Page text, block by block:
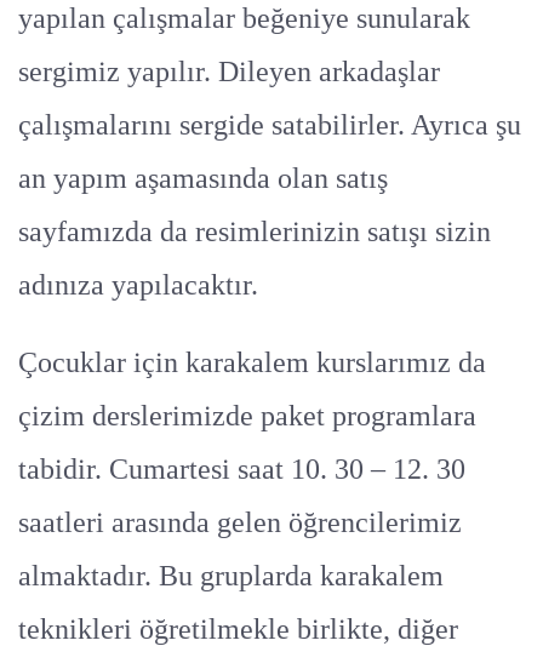
yapılan çalışmalar beğeniye sunularak
sergimiz yapılır. Dileyen arkadaşlar
çalışmalarını sergide satabilirler. Ayrıca şu
an yapım aşamasında olan satış
sayfamızda da resimlerinizin satışı sizin
adınıza yapılacaktır.
Çocuklar için karakalem kurslarımız da
çizim derslerimizde paket programlara
tabidir. Cumartesi saat 10. 30 – 12. 30
saatleri arasında gelen öğrencilerimiz
almaktadır. Bu gruplarda karakalem
teknikleri öğretilmekle birlikte, diğer